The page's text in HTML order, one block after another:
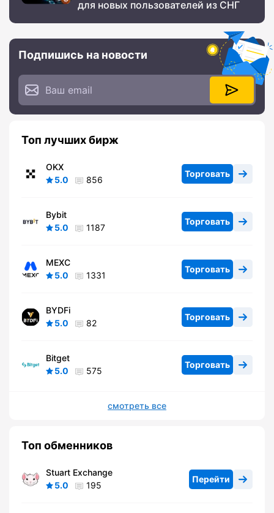
для новых пользователей из СНГ
Подпишись на новости
Топ лучших бирж
OKX
5.0
856
Торговать
Bybit
5.0
1187
Торговать
MEXC
5.0
1331
Торговать
BYDFi
5.0
82
Торговать
Bitget
5.0
575
Торговать
смотреть все
Топ обменников
Stuart Exchange
5.0
195
Перейти